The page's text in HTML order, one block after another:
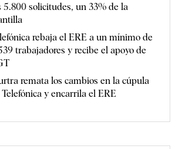
5.800 solicitudes, un 33% de la
rebaja el ERE a un mínimo de
trabajadores y recibe el apoyo de
remata los cambios en la cúpula
Telefónica y encarrila el ERE